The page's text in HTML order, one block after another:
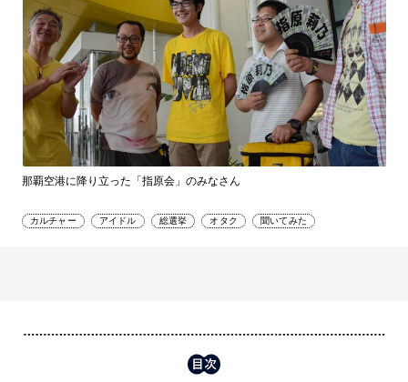
那覇空港に降り立った「指原会」のみなさん
カルチャー アイドル 総選挙 オタク 聞いてみた